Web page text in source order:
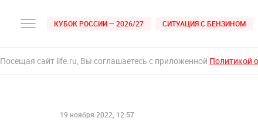
КУБОК РОССИИ — 2026/27 СИТУАЦИЯ С БЕНЗИНОМ
Посещая сайт life.ru, Вы соглашаетесь с приложенной Политикой
19 ноября 2022, 12:57